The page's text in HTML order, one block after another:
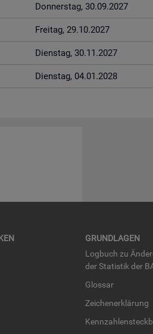
Don­ners­tag, 30.09.2027
Frei­tag, 29.10.2027
Diens­tag, 30.11.2027
Diens­tag, 04.01.2028
GRUND­LA­GEN
Log­buch zu
der Sta­tis­tik der
Glos­sar
Zei­chen­er­klä­rung